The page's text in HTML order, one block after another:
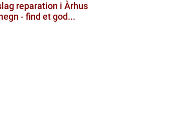
reparation i Århus
- find et god...